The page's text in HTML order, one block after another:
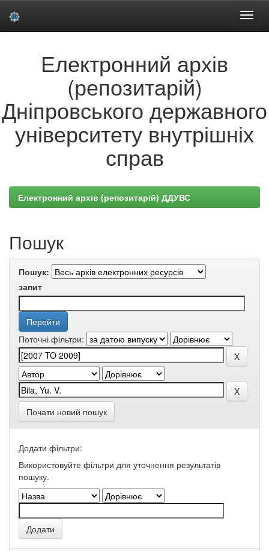
Електронний архів
(репозитарій)
Дніпровського державного
університету внутрішніх
справ
Електронний архів (репозитарій) ДДУВС
Пошук
Пошук:
запит
Поточні фільтри:
Почати новий пошук
Додати фільтри:
Використовуйте фільтри для уточнення результатів
пошуку.